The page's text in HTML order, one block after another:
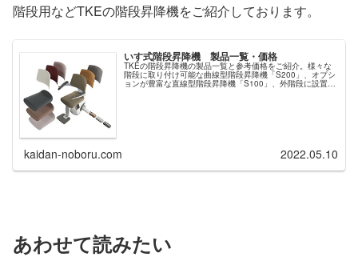
階段用などTKEの階段昇降機をご紹介しております。
いす式階段昇降機 製品一覧・価格
TKEの階段昇降機の製品一覧と参考価格をご紹介。様々な
階段に取り付け可能な曲線型階段昇降機「S200」、オプシ
ョンが豊富な直線型階段昇降機「S100」、外階段に設置で
きる直線型階段昇降機「S100アウトドア」。洗練されたデ
kaidan-noboru.com 2022.05.10
あわせて読みたい